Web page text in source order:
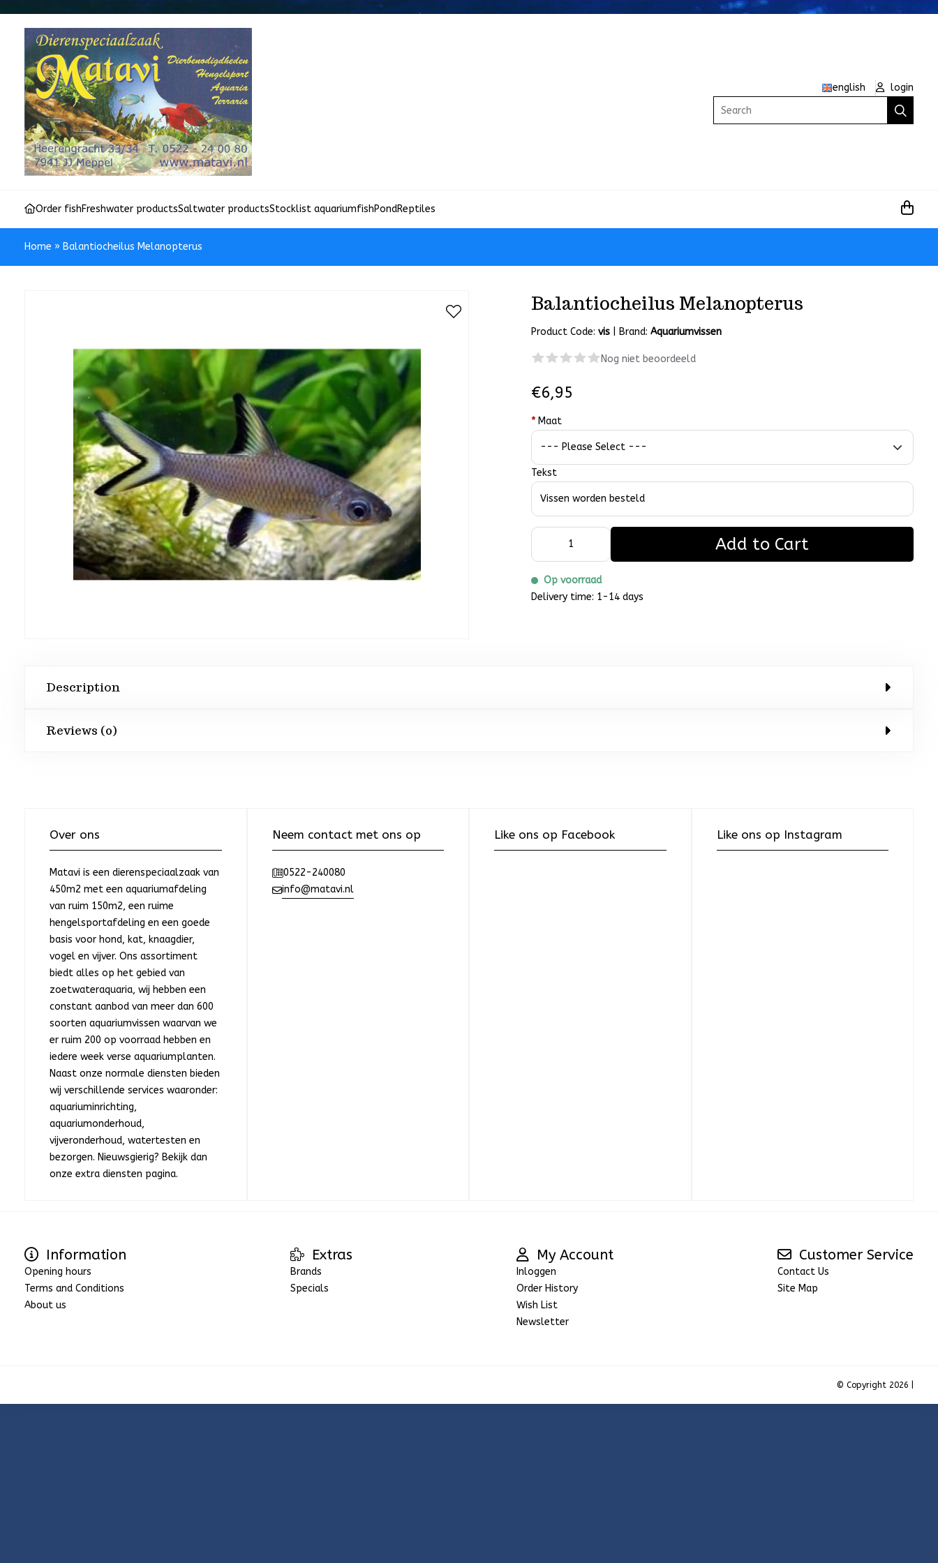
english
login
Search
Order fishFreshwater productsSaltwater productsStocklist aquariumfishPondReptiles
Home » Balantiocheilus Melanopterus
Balantiocheilus Melanopterus
Product Code:vis Brand:Aquariumvissen
Nog niet beoordeeld
€6,95
* Maat
Tekst
Add to Cart
Op voorraad
Delivery time: 1-14 days
Description
Reviews (0)
Over ons
Matavi is een dierenspeciaalzaak van
450m2 met een aquariumafdeling
van ruim 150m2, een ruime
hengelsportafdeling en een goede
basis voor hond, kat, knaagdier,
vogel en vijver. Ons assortiment
biedt alles op het gebied van
zoetwateraquaria, wij hebben een
constant aanbod van meer dan 600
soorten aquariumvissen waarvan we
er ruim 200 op voorraad hebben en
iedere week verse aquariumplanten.
Naast onze normale diensten bieden
wij verschillende services waaronder:
aquariuminrichting,
aquariumonderhoud,
vijveronderhoud, watertesten en
bezorgen. Nieuwsgierig? Bekijk dan
onze extra diensten pagina.
Neem contact met ons op
0522-240080
info@matavi.nl
Like ons op Facebook Like ons op Instagram
Information
Opening hours
Terms and Conditions
About us
Extras
Brands
Specials
My Account
Inloggen
Order History
Wish List
Newsletter
Customer Service
Contact Us
Site Map
© Copyright 2026 |